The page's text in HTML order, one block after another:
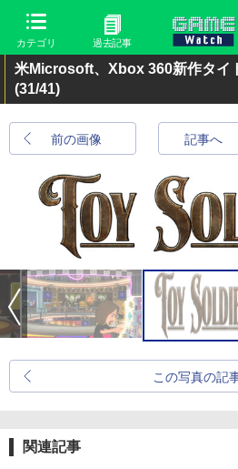
カテゴリ 過去記事
米Microsoft、Xbox 360新作タイ
(31/41)
前の画像 記事へ
この写真の記
関連記事